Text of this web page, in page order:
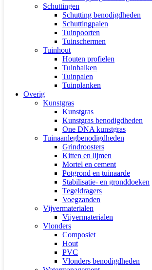
Schuttingen
Schutting benodigdheden
Schuttingpalen
Tuinpoorten
Tuinschermen
Tuinhout
Houten profielen
Tuinbalken
Tuinpalen
Tuinplanken
Overig
Kunstgras
Kunstgras
Kunstgras benodigdheden
One DNA kunstgras
Tuinaanlegbenodigdheden
Grindroosters
Kitten en lijmen
Mortel en cement
Potgrond en tuinaarde
Stabilisatie- en gronddoeken
Tegeldragers
Voegzanden
Vijvermaterialen
Vijvermaterialen
Vlonders
Composiet
Hout
PVC
Vlonders benodigdheden